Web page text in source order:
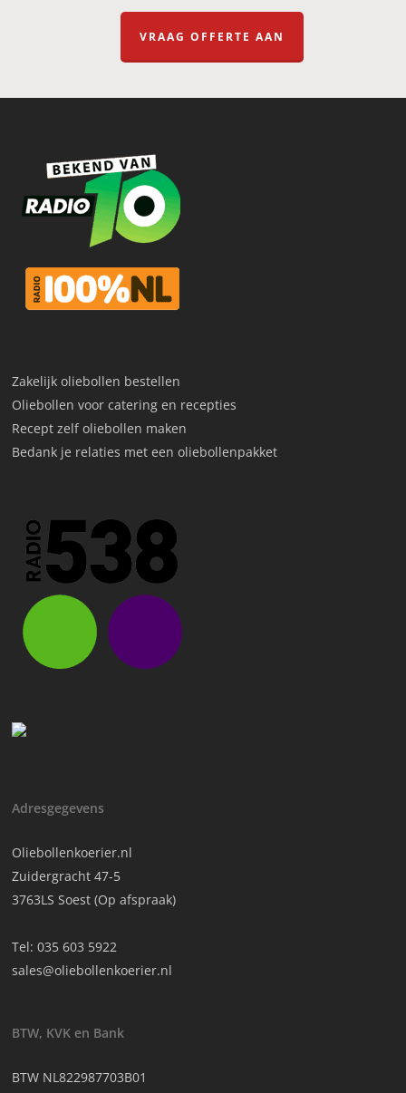
VRAAG OFFERTE AAN
Zakelijk oliebollen bestellen
Oliebollen voor catering en recepties
Recept zelf oliebollen maken
Bedank je relaties met een oliebollenpakket
Adresgegevens
Oliebollenkoerier.nl
Zuidergracht 47-5
3763LS Soest (Op afspraak)
Tel:035 603 5922
sales@oliebollenkoerier.nl
BTW, KVK en Bank
BTW NL822987703B01